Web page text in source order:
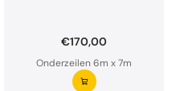
€170,00
Onderzeilen 6m x 7m
en van premium